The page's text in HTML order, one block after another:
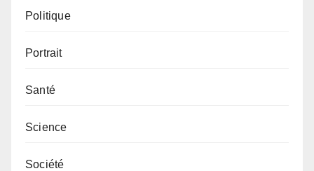
Politique
Portrait
Santé
Science
Société